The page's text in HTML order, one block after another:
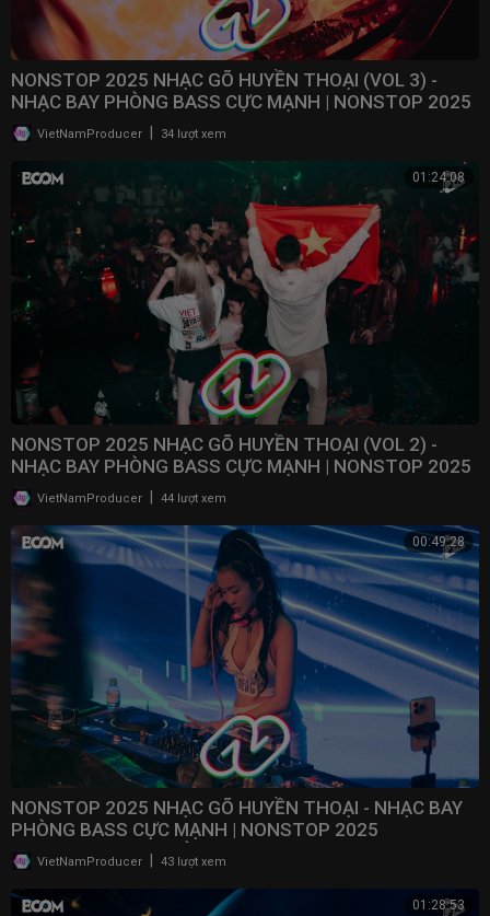
NONSTOP 2025 NHẠC GÕ HUYỀN THOẠI (VOL 3) -
NHẠC BAY PHÒNG BASS CỰC MẠNH | NONSTOP 2025
VINAHOUSE
VietNamProducer 34 lượt xem
01:24:08
NONSTOP 2025 NHẠC GÕ HUYỀN THOẠI (VOL 2) -
NHẠC BAY PHÒNG BASS CỰC MẠNH | NONSTOP 2025
VINAHOUSE
VietNamProducer | 44 lượt xem
00:49:28
NONSTOP 2025 NHẠC GÕ HUYỀN THOẠI - NHẠC BAY
PHÒNG BASS CỰC MẠNH | NONSTOP 2025
VINAHOUSE BAY PHÒNG
VietNamProducer 43 lượt xem
01:28:53